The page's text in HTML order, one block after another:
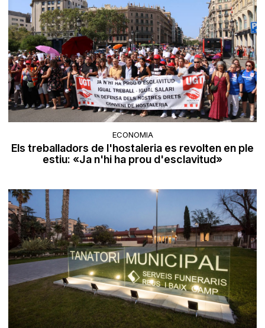
ECONOMIA
Els treballadors de l'hostaleria es revolten en ple
estiu: «Ja n'hi ha prou d'esclavitud»